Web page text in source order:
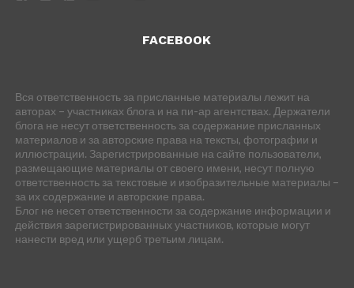
FACEBOOK
Вся ответственность за присланные материалы лежит на
авторах – участниках блога и на пи-ар агентствах. Держатели
блога не несут ответственность за содержание присланных
материалов и за авторские права на тексты, фотографии и
иллюстрации. Зарегистрированные на сайте пользователи,
размещающие материалы от своего имени, несут полную
ответственность за текстовые и изобразительные материалы –
за их содержание и авторские права.
Блог не несет ответственности за содержание информации и
действия зарегистрированных участников, которые могут
нанести вред или ущерб третьим лицам.